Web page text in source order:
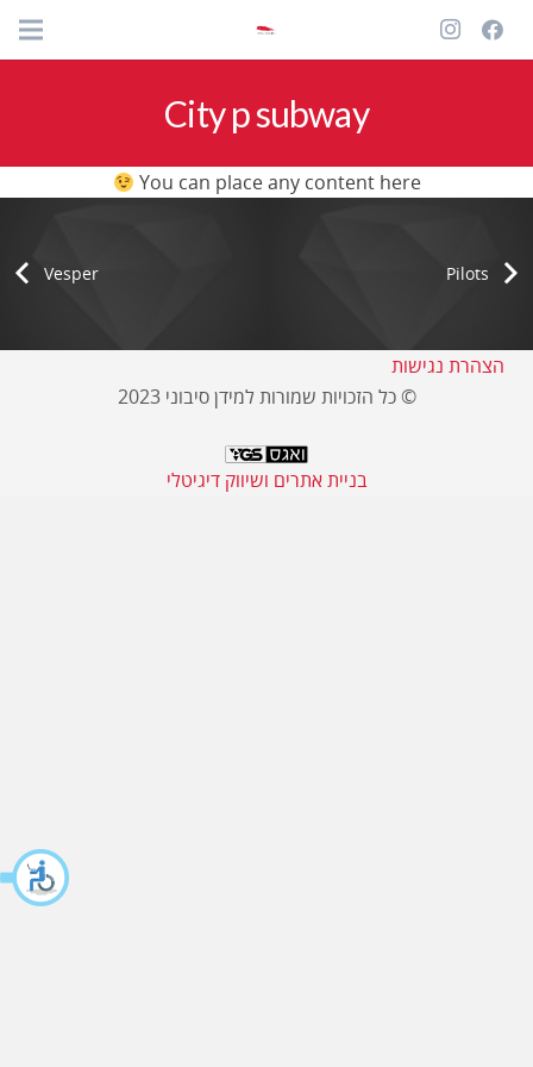
City p subway
You can place any content here
Vesper Pilots
הצהרת נגישות
© כל הזכויות שמורות למידן סיבוני 2023
בניית אתרים ושיווק דיגיטלי